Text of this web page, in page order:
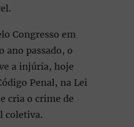
Congresso em
ano passado, o
a injúria, hoje
Penal, na Lei
cria o crime de
coletiva.